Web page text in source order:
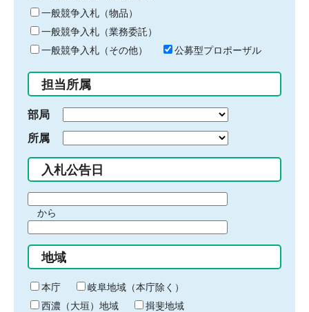
ー
ワ
ー
ド
入
力
一般競争入札（物品）
一般競争入札（業務委託）
一般競争入札（その他）
公募型プロポーザル
担当所属
部局
所属
入札公告日
間
始
り
から
間
終
わ
り
地域
本庁
岐阜地域（本庁除く）
西濃（大垣）地域
揖斐地域